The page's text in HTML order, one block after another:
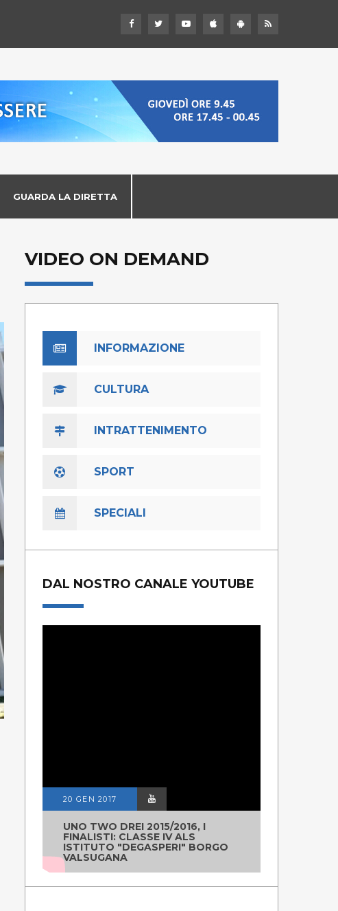
GUARDA LA DIRETTA
VIDEO ON DEMAND
INFORMAZIONE
CULTURA
INTRATTENIMENTO
SPORT
SPECIALI
DAL NOSTRO CANALE YOUTUBE
20 GEN 2017
UNO TWO DREI 2015/2016, I
FINALISTI: CLASSE IV ALS
ISTITUTO "DEGASPERI" BORGO
VALSUGANA